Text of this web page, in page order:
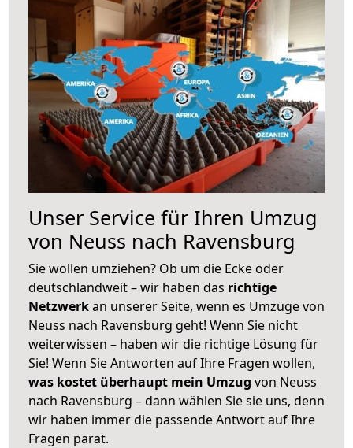
Unser Service für Ihren Umzug
von Neuss nach Ravensburg
Sie wollen umziehen? Ob um die Ecke oder
deutschlandweit – wir haben das richtige
Netzwerkan unserer Seite, wenn es Umzüge von
Neuss nach Ravensburg geht! Wenn Sie nicht
weiterwissen – haben wir die richtige Lösung für
Sie! Wenn Sie Antworten auf Ihre Fragen wollen,
was kostet überhaupt mein Umzug von Neuss
nach Ravensburg – dann wählen Sie sie uns, denn
wir haben immer die passende Antwort auf Ihre
Fragen parat.